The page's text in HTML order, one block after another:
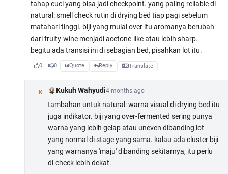
tahap cuci yang bisa jadi checkpoint. yang paling reliable di
natural: smell check rutin di drying bed tiap pagi sebelum
matahari tinggi. biji yang mulai over itu aromanya berubah
dari fruity-wine menjadi acetone-like atau lebih sharp.
begitu ada transisi ini di sebagian bed, pisahkan lot itu.
0 0 Quote Reply Translate
K Kukuh Wahyudi4 months ago
tambahan untuk natural: warna visual di drying bed itu
juga indikator. biji yang over-fermented sering punya
warna yang lebih gelap atau uneven dibanding lot
yang normal di stage yang sama. kalau ada cluster biji
yang warnanya 'maju' dibanding sekitarnya, itu perlu
di-check lebih dekat.